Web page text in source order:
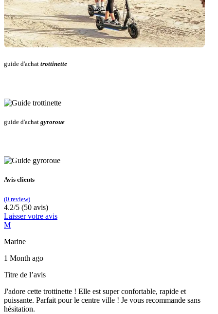
guide d'achat trottinette
guide d'achat gyroroue
Avis clients
(0 review)
4.2/5 (50 avis)
Laisser votre avis
M
Marine
1 Month ago
Titre de l’avis
J'adore cette trottinette ! Elle est super confortable, rapide et
puissante. Parfait pour le centre ville ! Je vous recommande sans
hésitation.